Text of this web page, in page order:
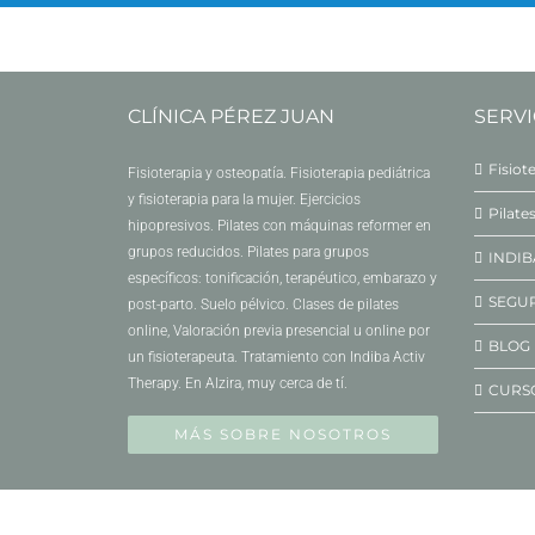
CLÍNICA PÉREZ JUAN
Fisioterapia y osteopatía. Fisioterapia pediátrica
y fisioterapia para la mujer. Ejercicios
hipopresivos. Pilates con máquinas reformer en
grupos reducidos. Pilates para grupos
específicos: tonificación, terapéutico, embarazo y
post-parto. Suelo pélvico. Clases de pilates
online, Valoración previa presencial u online por
un fisioterapeuta. Tratamiento con Indiba Activ
Therapy. En Alzira, muy cerca de tí.
MÁS SOBRE NOSOTROS
BLOG